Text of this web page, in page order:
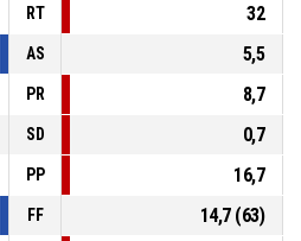
RT
32
AS
5,5
PR
8,7
SD
0,7
PP
16,7
FF
14,7 (63)